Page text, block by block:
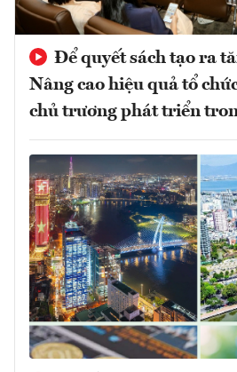
Để quyết sách tạo ra
Nâng cao hiệu quả tổ
chủ trương phát triển